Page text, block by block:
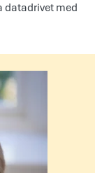
datadrivet med